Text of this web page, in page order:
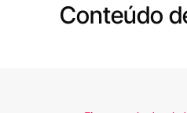
Conteúdo